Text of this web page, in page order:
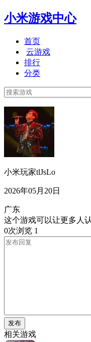
小米游戏中心
首页
云游戏
排行
分类
小米玩家tlJsLo
2026年05月20日
广东
这个游戏可以让更多人
0次浏览 1
发布
相关游戏